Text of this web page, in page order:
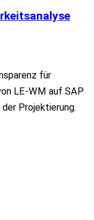
für
LE-WM auf SAP
Projektierung.